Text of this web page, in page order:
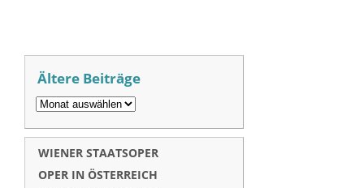
Ältere Beiträge
WIENER STAATSOPER
OPER IN ÖSTERREICH